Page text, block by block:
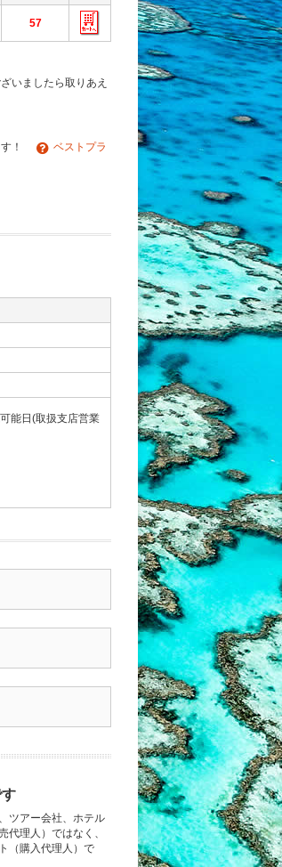
57
いましたら取りあえ
す！
ベストプラ
能日(取扱支店営業
ツアー会社、ホテル
代理人）ではなく、
（購入代理人）で